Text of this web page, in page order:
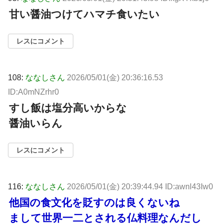
甘い醤油つけてハマチ食いたい
レスにコメント
108: ななしさん 2026/05/01(金) 20:36:16.53
ID:A0mNZrhr0
すし飯は塩分高いからな
醤油いらん
レスにコメント
116: ななしさん 2026/05/01(金) 20:39:44.94 ID:awnl43Iw0
他国の食文化を貶すのは良くないね
まして世界一二とされる仏料理なんだし